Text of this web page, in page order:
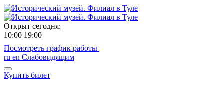
Открыт сегодня:
10:00 19:00
Посмотреть график работы
ru en Слабовидящим
Купить билет